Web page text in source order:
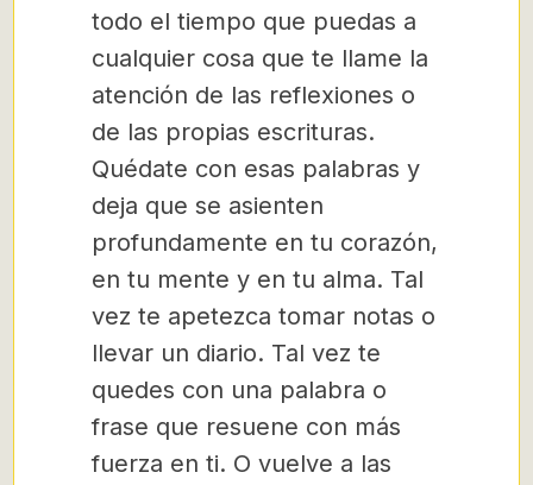
todo el tiempo que puedas a
cualquier cosa que te llame la
atención de las reflexiones o
de las propias escrituras.
Quédate con esas palabras y
deja que se asienten
profundamente en tu corazón,
en tu mente y en tu alma. Tal
vez te apetezca tomar notas o
llevar un diario. Tal vez te
quedes con una palabra o
frase que resuene con más
fuerza en ti. O vuelve a las